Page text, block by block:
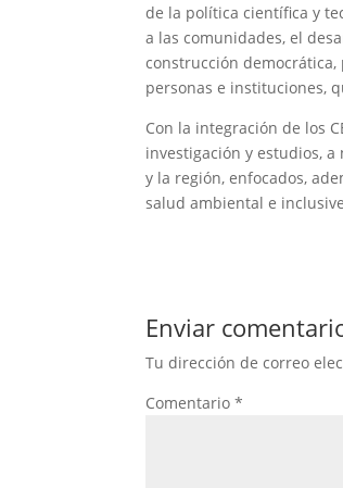
de la política científica y
a las comunidades, el
construcción
personas e instituciones,
Con la integración de los
investigación y estudios,
y la región, enfocados,
salud ambiental e
Enviar
Tu dirección de correo
Comentario*